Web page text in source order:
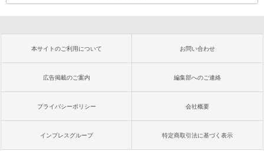
本サイトのご利用について お問い合わせ
広告掲載のご案内 編集部へのご連絡
プライバシーポリシー 会社概要
インプレスグループ 特定商取引法に基づく表示